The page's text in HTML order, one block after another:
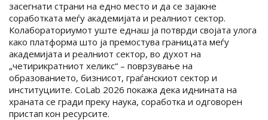
засегнати страни на едно место и да се зајакне
соработката меѓу академијата и реалниот сектор.
Колабораториумот уште еднаш ја потврди својата улога
како платформа што ја премостува границата меѓу
академијата и реалниот сектор, во духот на
„четирикратниот хеликс“ – поврзување на
образованието, бизнисот, граѓанскиот сектор и
институциите. CoLab 2026 покажа дека иднината на
храната се гради преку наука, соработка и одговорен
пристап кон ресурсите.